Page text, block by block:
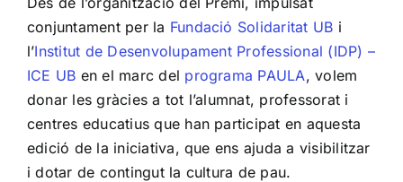
conjuntament per la Fundació Solidaritat UB i
l’Institut de Desenvolupament Professional (IDP) –
ICE UB en el marc del programa PAULA, volem
donar les gràcies a tot l’alumnat, professorat i
centres educatius que han participat en aquesta
edició de la iniciativa, que ens ajuda a visibilitzar
i dotar de contingut la cultura de pau.